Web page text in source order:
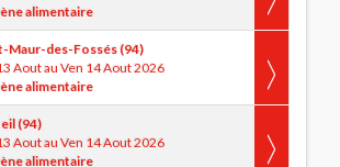
alimentaire
Maur-des-Fossés (94)
Aout au Ven 14 Aout 2026
alimentaire
(94)
Aout au Ven 14 Aout 2026
alimentaire